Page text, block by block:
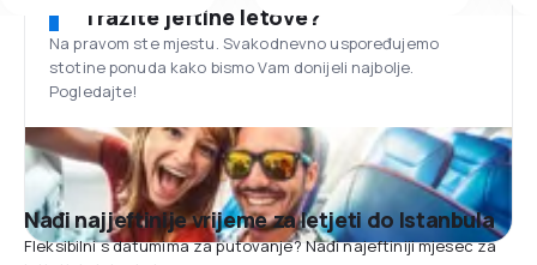
Tražite jeftine letove?
Na pravom ste mjestu. Svakodnevno uspoređujemo
stotine ponuda kako bismo Vam donijeli najbolje.
Pogledajte!
Nađi najjeftinije vrijeme za letjeti do Istanbula
Fleksibilni s datumima za putovanje? Nađi najeftiniji mjesec za